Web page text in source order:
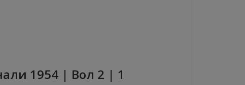
1954 | Вол 2 | 1